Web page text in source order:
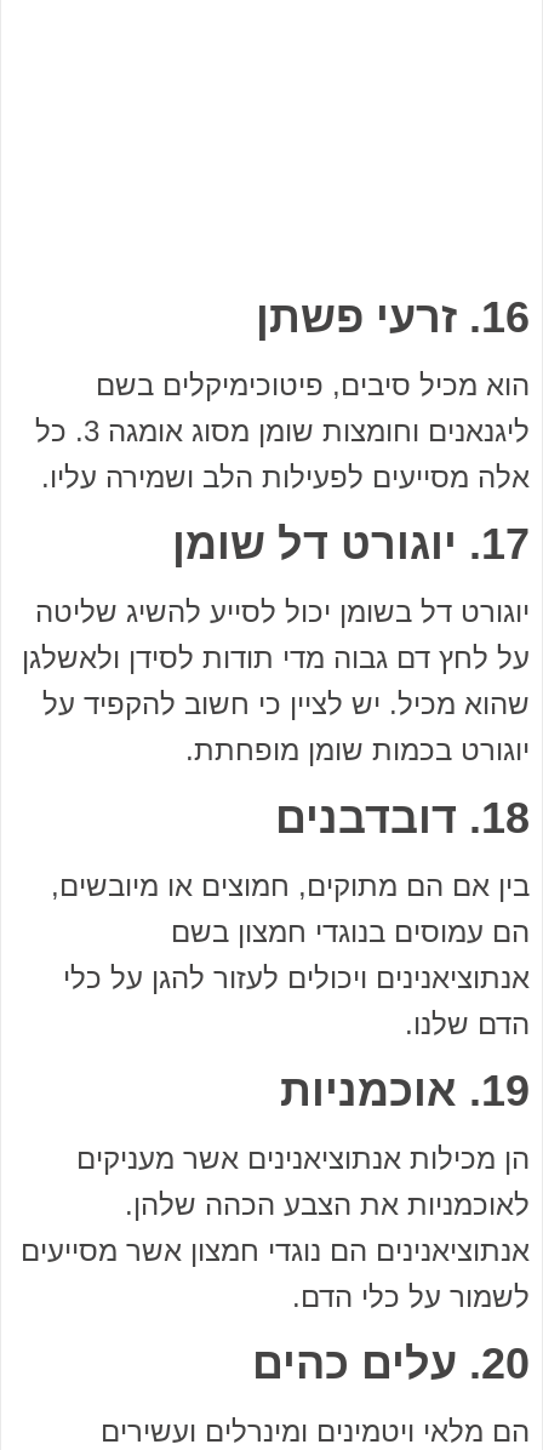
16. זרעי פשתן
הוא מכיל סיבים, פיטוכימיקלים בשם
ליגנאנים וחומצות שומן מסוג אומגה 3. כל
אלה מסייעים לפעילות הלב ושמירה עליו.
17. יוגורט דל שומן
יוגורט דל בשומן יכול לסייע להשיג שליטה
על לחץ דם גבוה מדי תודות לסידן ולאשלגן
שהוא מכיל. יש לציין כי חשוב להקפיד על
יוגורט בכמות שומן מופחתת.
18. דובדבנים
בין אם הם מתוקים, חמוצים או מיובשים,
הם עמוסים בנוגדי חמצון בשם
אנתוציאנינים ויכולים לעזור להגן על כלי
הדם שלנו.
19. אוכמניות
הן מכילות אנתוציאנינים אשר מעניקים
לאוכמניות את הצבע הכהה שלהן.
אנתוציאנינים הם נוגדי חמצון אשר מסייעים
לשמור על כלי הדם.
20. עלים כהים
הם מלאי ויטמינים ומינרלים ועשירים